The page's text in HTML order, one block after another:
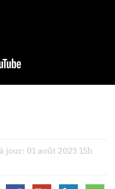
jour: 01 août 2023 15h